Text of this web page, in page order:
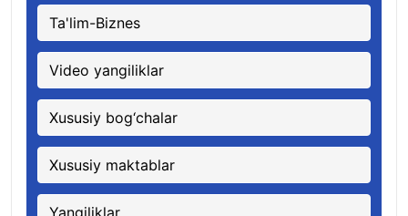
Ta'lim-Biznes
Video yangiliklar
Xususiy bog‘chalar
Xususiy maktablar
Yangiliklar